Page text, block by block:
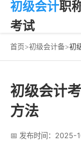
初级会计职
考试
首页>初级会计备>初
初级会计
方法
📅 发布时间：2025-